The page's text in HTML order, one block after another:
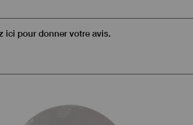
ici pour donner votre avis.